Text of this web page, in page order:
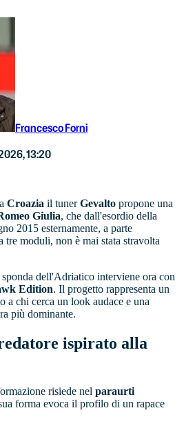
Francesco Forni
13:20
Croazia il tunerGevalto propone una
Giulia, che dall'esordio della
2015 esternamente, a parte
tre moduli, non è mai stata stravolta
dell'Adriatico interviene ora con
Edition. Il progetto rappresenta un
a chi cerca un look audace e una
più dominante.
ispirato alla
risiede nel paraurti
forma evoca il profilo di un rapace